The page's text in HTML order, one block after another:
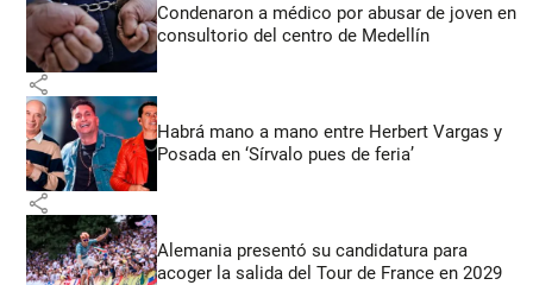
Condenaron a médico por abusar de joven en
consultorio del centro de Medellín
share
Habrá mano a mano entre Herbert Vargas y
Posada en ‘Sírvalo pues de feria’
share
Alemania presentó su candidatura para
acoger la salida del Tour de France en 2029